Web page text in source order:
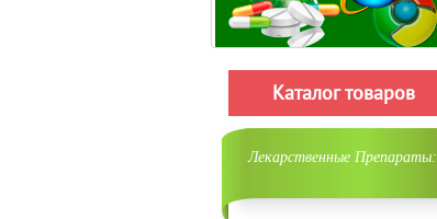
Каталог товаров
Лекарственные Препараты: